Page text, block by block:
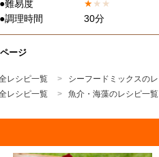
●難易度
★★ ★
●調理時間
30分
ージ
レシピ一覧
シーフードミックスの
レシピ一覧 魚介・海藻のレシピ一覧